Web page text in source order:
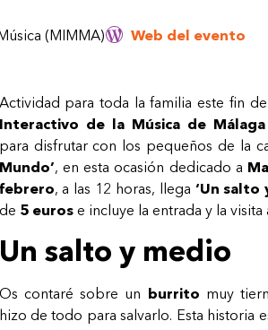
(MIMMA) Web del evento
Actividad para toda la familia este fin
Interactivo de la Música de
para disfrutar con los pequeños de la
Mundo’, en esta ocasión dedicado a
febrero, a las 12 horas, llega ‘Un salto
de 5 eurose incluye la entrada y la visita
Un salto y medio
Os contaré sobre un burrito muy
hizo de todo para salvarlo. Esta historia